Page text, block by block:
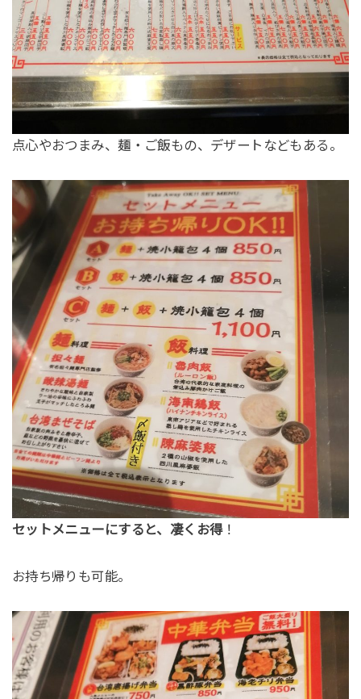
点心やおつまみ、麺・ご飯もの、デザートなどもある。
セットメニューにすると、凄くお得！
お持ち帰りも可能。